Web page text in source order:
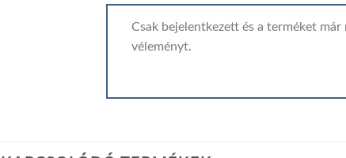
Csak bejelentkezett és a terméket
véleményt.